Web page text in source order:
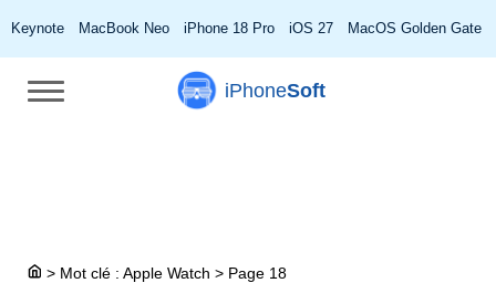
Keynote MacBook Neo iPhone 18 Pro iOS 27 MacOS Golden Gate
iPhoneSoft
> Mot clé : Apple Watch> Page 18